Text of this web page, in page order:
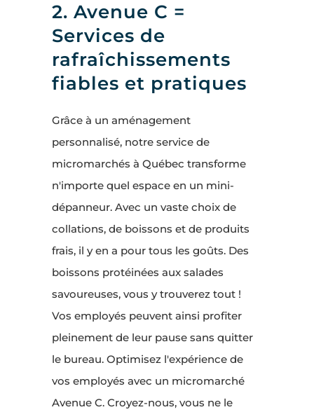
2. Avenue C =
Services de
rafraîchissements
fiables et pratiques
Grâce à un aménagement
personnalisé, notre service de
micromarchés à Québec transforme
n'importe quel espace en un mini-
dépanneur. Avec un vaste choix de
collations, de boissons et de produits
frais, il y en a pour tous les goûts. Des
boissons protéinées aux salades
savoureuses, vous y trouverez tout !
Vos employés peuvent ainsi profiter
pleinement de leur pause sans quitter
le bureau. Optimisez l'expérience de
vos employés avec un micromarché
Avenue C. Croyez-nous, vous ne le